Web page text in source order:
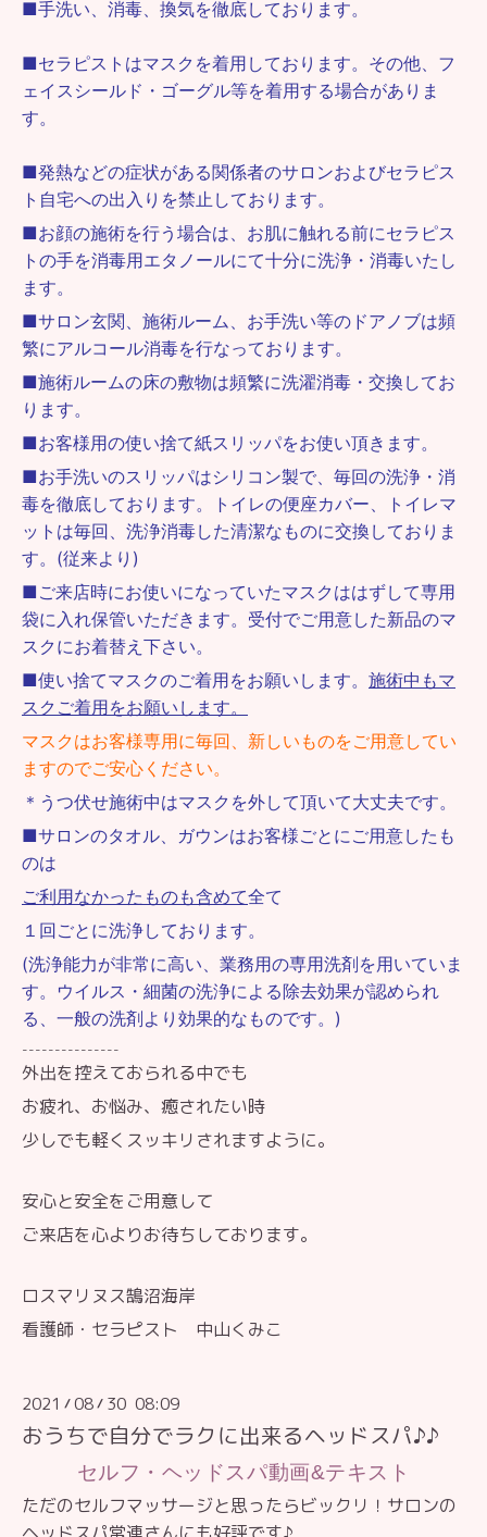
■手洗い、消毒、換気を徹底しております。
■セラピストはマスクを着用しております。その他、 フ
ェイスシールド・ゴーグル等を着用する場合がありま
す。
■発熱などの症状がある関係者のサロンおよびセラピス
ト自宅への出入りを禁止しております。
■お顔の施術を行う場合は、お肌に触れる前にセラピス
トの手を消毒用エタノールにて十分に洗浄・消毒いたし
ます。
■サロン玄関、施術ルーム、お手洗い等のドアノブは頻
繁にアルコール消毒を行なっております。
■施術ルームの床の敷物は頻繁に洗濯消毒・交換してお
ります。
■お客様用の使い捨て紙スリッパをお使い頂きます。
■お手洗いのスリッパはシリコン製で、毎回の洗浄・消
毒を徹底しております。トイレの便座カバー、トイレマ
ットは毎回、洗浄消毒した清潔なものに交換しておりま
す。(従来より)
■ご来店時にお使いになっていたマスクははずして専用
袋に入れ保管いただきます。受付でご用意した新品のマ
スクにお着替え下さい。
■使い捨てマスクのご着用をお願いします。 施術中もマ
スクご着用をお願いします。
マスクはお客様専用に毎回、新しいものをご用意してい
ますのでご安心ください。
＊うつ伏せ施術中はマスクを外して頂いて大丈夫です。
■サロンのタオル、ガウンはお客様ごとにご用意したも
のは
ご利用なかったものも含めて全て
１回ごとに洗浄しております。
(洗浄能力が非常に高い、業務用の専用洗剤を用いていま
す。ウイルス・細菌の洗浄による除去効果が認められ
る、一般の洗剤より効果的なものです。)
---------------
外出を控えておられる中でも
お疲れ、お悩み、癒されたい時
少しでも軽くスッキリされますように。
安心と安全をご用意して
ご来店を心よりお待ちしております。
ロスマリヌス鵠沼海岸
看護師・セラピスト 中山くみこ
2021 /08/ 30 08:09
おうちで自分でラクに出来るヘッドスパ♪♪
セルフ・ヘッドスパ動画&テキスト
ただのセルフマッサージと思ったらビックリ！ サロンの
ヘッドスパ常連さんにも好評です♪